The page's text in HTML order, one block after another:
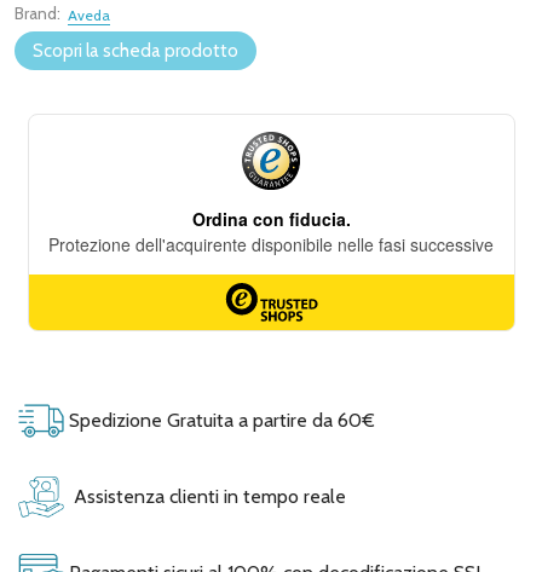
Brand: Aveda
Scopri la scheda prodotto
Spedizione Gratuita a partire da 60€
Assistenza clienti in tempo reale